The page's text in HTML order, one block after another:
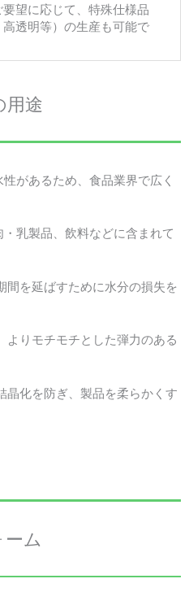
望に応じて、特殊仕様品
高透明等）の生産も可能で
用途
があるため、食品業界で広く
乳製品、飲料などに含まれて
間を延ばすために水分の損失を
よりモチモチとした弾力のある
晶化を防ぎ、製品を柔らかくす
ム